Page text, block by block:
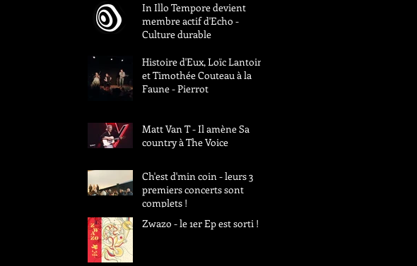
In Illo Tempore devient
membre actif d'Echo -
Culture durable
Histoire d'Eux, Loïc Lantoine
et Timothée Couteau à la
Faune - Pierrot
Matt Van T - Il amène Sa
country à The Voice
Ch'est d'min coin - leurs 3
premiers concerts sont
complets !
Zwazo - le 1er Ep est sorti !